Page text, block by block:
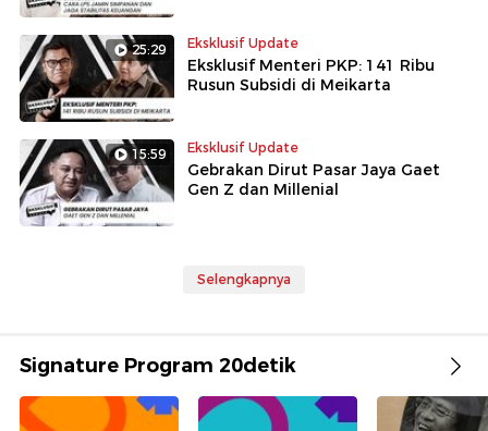
25:29 Eksklusif Update
Eksklusif Menteri PKP: 141 Ribu
Rusun Subsidi di Meikarta
15:59 Eksklusif Update
Gebrakan Dirut Pasar Jaya Gaet
Gen Z dan Millenial
Selengkapnya
Signature Program 20detik